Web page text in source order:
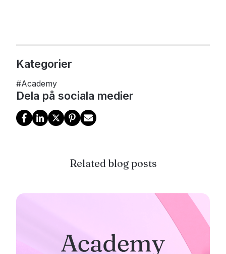
Kategorier
#Academy
Dela på sociala medier
Related blog posts